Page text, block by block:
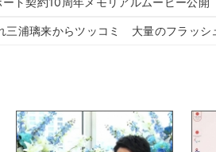
三浦璃来からツッコミ 大量のフラッシ